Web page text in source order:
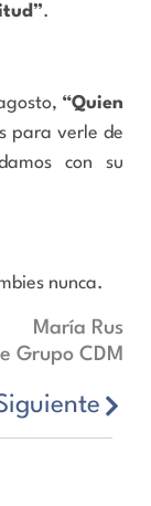
.
“Quien
para verle de
con su
nunca.
María Rus
Grupo CDM